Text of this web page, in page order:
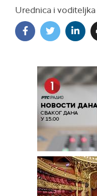
Urednica i voditeljka